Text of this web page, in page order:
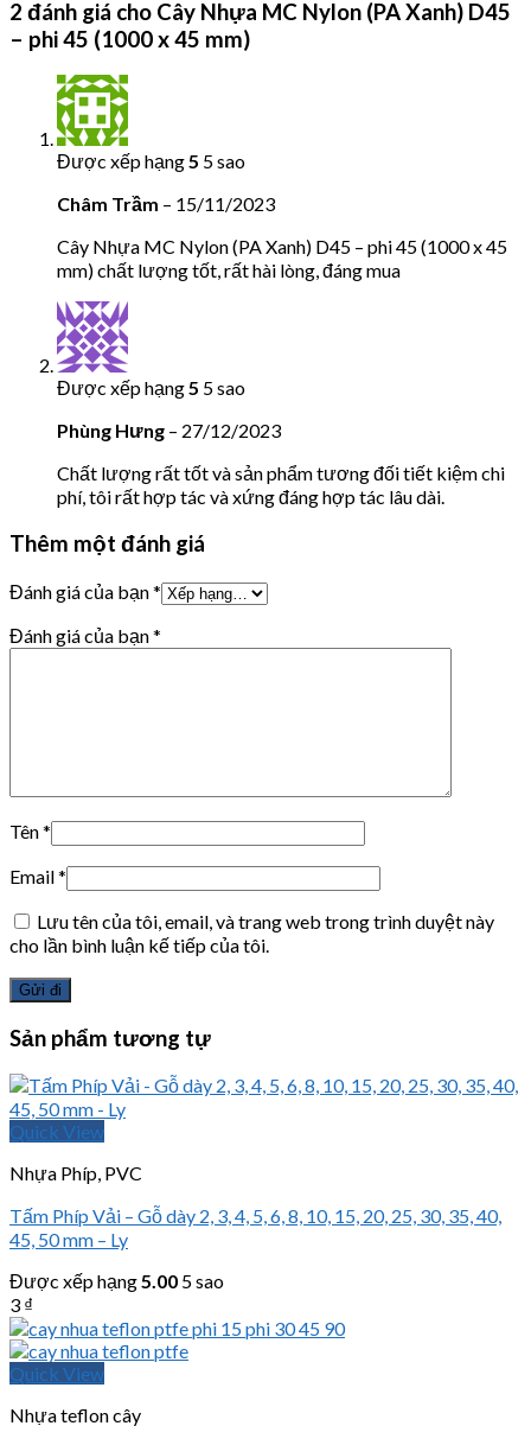
2 đánh giá cho Cây Nhựa MC Nylon (PA Xanh) D45
– phi 45 (1000 x 45 mm)
Được xếp hạng 5 5 sao
Châm Trầm – 15/11/2023
Cây Nhựa MC Nylon (PA Xanh) D45 – phi 45 (1000 x 45
mm) chất lượng tốt, rất hài lòng, đáng mua
Được xếp hạng 5 5 sao
Phùng Hưng – 27/12/2023
Chất lượng rất tốt và sản phẩm tương đối tiết kiệm chi
phí, tôi rất hợp tác và xứng đáng hợp tác lâu dài.
Thêm một đánh giá
Đánh giá của bạn*
Đánh giá của bạn*
Tên*
Email*
Lưu tên của tôi, email, và trang web trong trình duyệt này
cho lần bình luận kế tiếp của tôi.
Sản phẩm tương tự
Quick View
Nhựa Phíp, PVC
Tấm Phíp Vải – Gỗ dày 2, 3, 4, 5, 6, 8, 10, 15, 20, 25, 30, 35, 40,
45, 50 mm – Ly
Được xếp hạng5.00 5 sao
3 ₫
Quick View
Nhựa teflon cây